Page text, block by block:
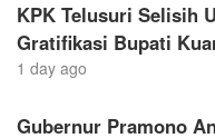
KPK Telusuri Selisih
Gratifikasi Bupati
1 day ago
Gubernur Pramono